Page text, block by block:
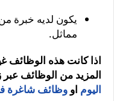
يكون لديه خبرة
مماثل.
اذا كانت هذه الوظائف
المزيد من الوظائف
اليوم او وظائف شاغرة